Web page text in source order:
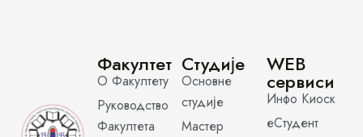
Факултет
О Факултету
Руководство
Факултета
Студије
Основне
студије
Мастер
WEB
сервиси
Инфо Киоск
еСтудент